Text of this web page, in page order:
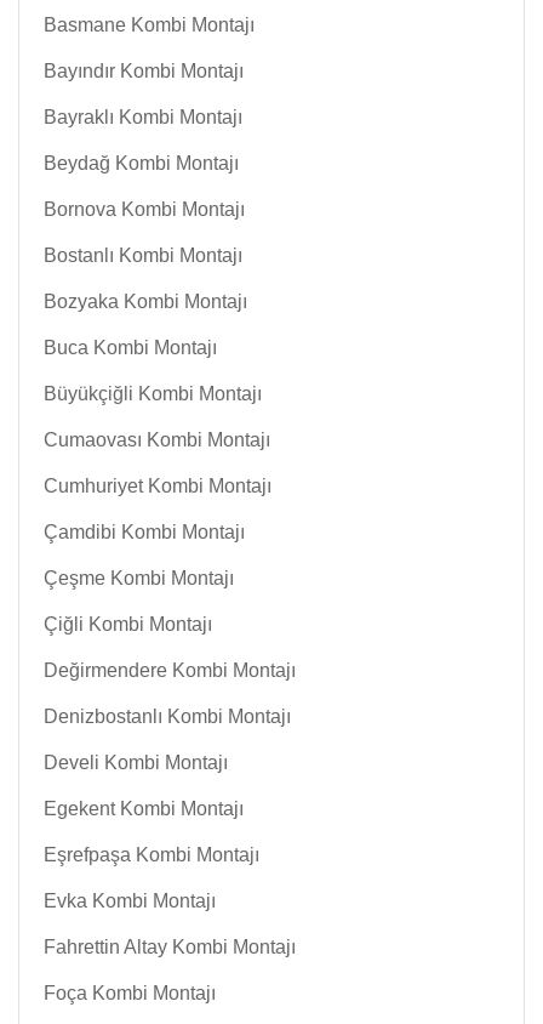
Basmane Kombi Montajı
Bayındır Kombi Montajı
Bayraklı Kombi Montajı
Beydağ Kombi Montajı
Bornova Kombi Montajı
Bostanlı Kombi Montajı
Bozyaka Kombi Montajı
Buca Kombi Montajı
Büyükçiğli Kombi Montajı
Cumaovası Kombi Montajı
Cumhuriyet Kombi Montajı
Çamdibi Kombi Montajı
Çeşme Kombi Montajı
Çiğli Kombi Montajı
Değirmendere Kombi Montajı
Denizbostanlı Kombi Montajı
Develi Kombi Montajı
Egekent Kombi Montajı
Eşrefpaşa Kombi Montajı
Evka Kombi Montajı
Fahrettin Altay Kombi Montajı
Foça Kombi Montajı